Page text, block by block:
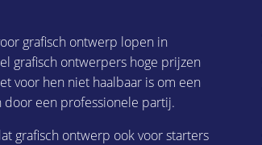
grafisch ontwerp lopen in
grafisch ontwerpers hoge prijzen
voor hen niet haalbaar is om een
een professionele partij.
grafisch ontwerp ook voor starters